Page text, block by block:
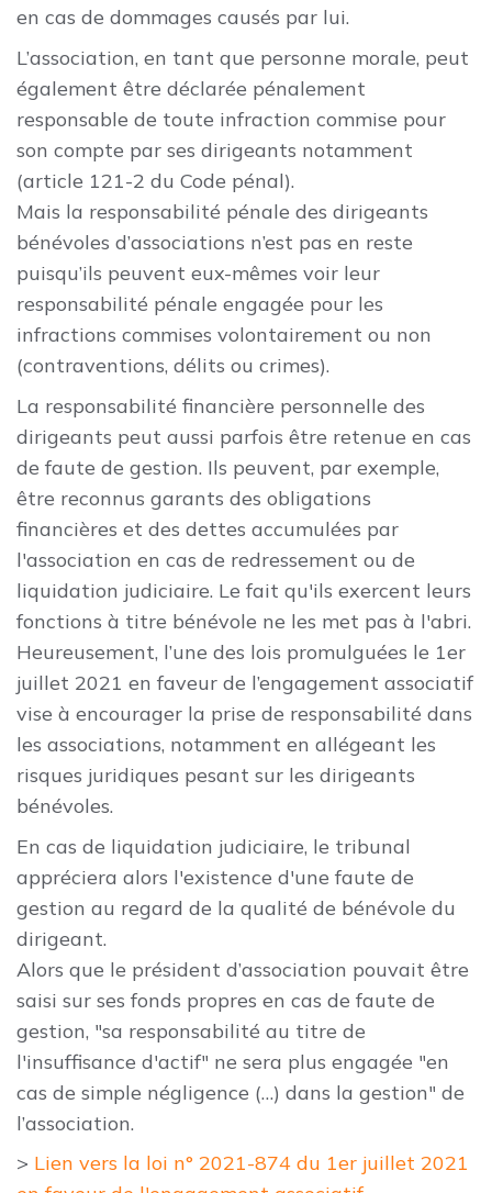
en cas de dommages causés par lui.
L’association, en tant que personne morale, peut
également être déclarée pénalement
responsable de toute infraction commise pour
son compte par ses dirigeants notamment
(article 121-2 du Code pénal).
Mais la responsabilité pénale des dirigeants
bénévoles d’associations n’est pas en reste
puisqu’ils peuvent eux-mêmes voir leur
responsabilité pénale engagée pour les
infractions commises volontairement ou non
(contraventions, délits ou crimes).
La responsabilité financière personnelle des
dirigeants peut aussi parfois être retenue en cas
de faute de gestion. Ils peuvent, par exemple,
être reconnus garants des obligations
financières et des dettes accumulées par
l'association en cas de redressement ou de
liquidation judiciaire. Le fait qu'ils exercent leurs
fonctions à titre bénévole ne les met pas à l'abri.
Heureusement, l’une des lois promulguées le 1er
juillet 2021 en faveur de l’engagement associatif
vise à encourager la prise de responsabilité dans
les associations, notamment en allégeant les
risques juridiques pesant sur les dirigeants
bénévoles.
En cas de liquidation judiciaire, le tribunal
appréciera alors l'existence d'une faute de
gestion au regard de la qualité de bénévole du
dirigeant.
Alors que le président d’association pouvait être
saisi sur ses fonds propres en cas de faute de
gestion, "sa responsabilité au titre de
l'insuffisance d'actif" ne sera plus engagée "en
cas de simple négligence (…) dans la gestion" de
l’association.
> Lien vers la loi n° 2021-874 du 1er juillet 2021